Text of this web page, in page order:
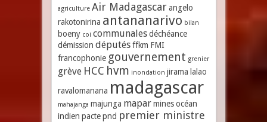
agriculture Air Madagascar angelo
rakotonirina antananarivo bilan
boeny coi communales déchéance
démission députés ffkm FMI
francophonie gouvernement grenier
grève HCC hvm inondation jirama lalao
ravalomanana madagascar
mahajanga majunga mapar mines océan
indien pacte pnd premier ministre